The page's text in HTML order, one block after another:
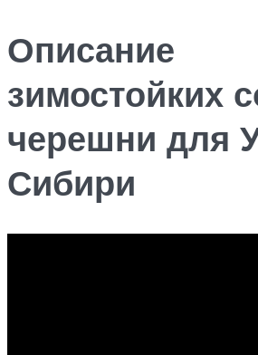
Описание
зимостойких
черешни для
Сибири